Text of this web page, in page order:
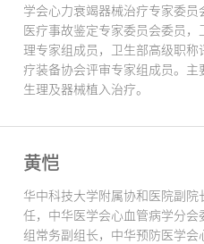
学会心力衰竭器械治疗专家委
医疗事故鉴定专家委员会委员
理专家组成员，卫生部高级职
疗装备协会评审专家组成员。
生理及器械植入治疗。
黄恺
华中科技大学附属协和医院副
任，中华医学会心血管病学分
组常务副组长，中华预防医学